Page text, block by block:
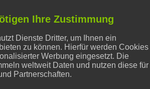
und Backpulver
entfernen
Ihre Zustimmung
Dienste Dritter, um Ihnen ein
zu können. Hierfür werden Cookies
Werbung eingesetzt. Die
weltweit Daten und nutzen diese für
Partnerschaften.